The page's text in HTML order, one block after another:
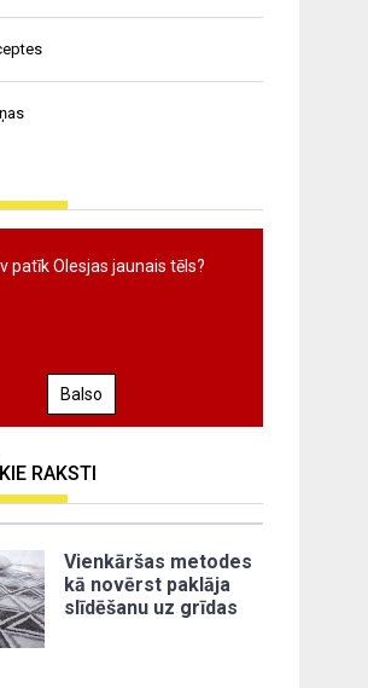
patīk Olesjas jaunais tēls?
Balso
RAKSTI
Vienkāršas metodes
kā novērst paklāja
slīdēšanu uz grīdas